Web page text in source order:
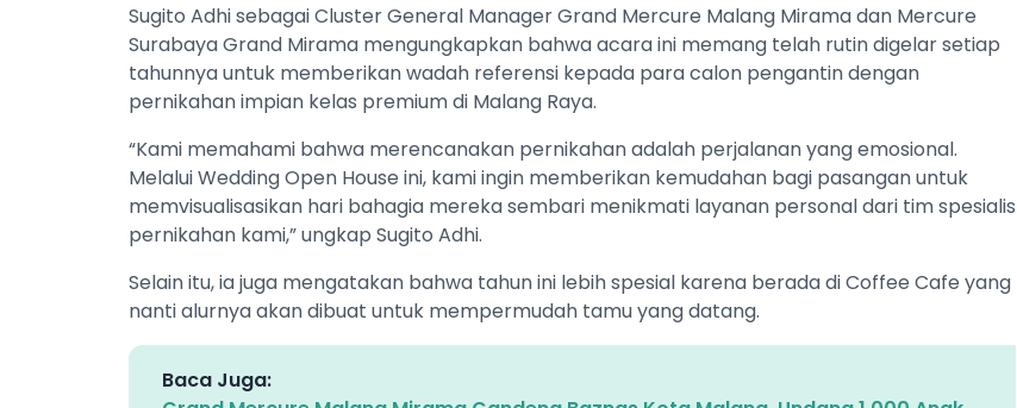
Sugito Adhi sebagai Cluster General Manager Grand Mercure Malang Mirama dan Mercure
Surabaya Grand Mirama mengungkapkan bahwa acara ini memang telah rutin digelar setiap
tahunnya untuk memberikan wadah referensi kepada para calon pengantin dengan
pernikahan impian kelas premium di Malang Raya.
“Kami memahami bahwa merencanakan pernikahan adalah perjalanan yang emosional.
Melalui Wedding Open House ini, kami ingin memberikan kemudahan bagi pasangan untuk
memvisualisasikan hari bahagia mereka sembari menikmati layanan personal dari tim spesialis
pernikahan kami,” ungkap Sugito Adhi.
Selain itu, ia juga mengatakan bahwa tahun ini lebih spesial karena berada di Coffee Cafe yang
nanti alurnya akan dibuat untuk mempermudah tamu yang datang.
Baca Juga: